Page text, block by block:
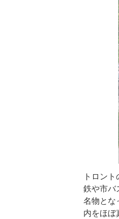
トロン
鉄や市バ
名物とな
内をほぼ